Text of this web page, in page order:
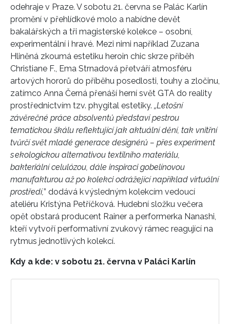
odehraje v Praze. V sobotu 21. června se Palác Karlín
promění v přehlídkové molo a nabídne devět
bakalářských a tři magisterské kolekce – osobní,
experimentální i hravé. Mezi nimi například Zuzana
Hliněná zkoumá estetiku heroin chic skrze příběh
Christiane F., Ema Strnadová přetváří atmosféru
artových hororů do příběhu posedlosti, touhy a zločinu
zatímco Anna Černá přenáší herní svět GTA do reality
prostřednictvím tzv. phygital estetiky. „Letošní
závěrečné práce absolventů představí pestrou
tematickou škálu reflektující jak aktuální dění, tak vnitřní
tvůrčí svět mladé generace designérů – přes experiment
s ekologickou alternativou textilního materiálu,
bakteriální celulózou, dále inspiraci gobelínovou
manufakturou až po kolekci odrážející například virtuální
prostředí,” dodává k výsledným kolekcím vedoucí
ateliéru Kristýna Petříčková. Hudební složku večera
opět obstará producent Rainer a performerka Nanashi,
kteří vytvoří performativní zvukový rámec reagující na
rytmus jednotlivých kolekcí.
Kdy a kde: v sobotu 21. června v Paláci Karlín